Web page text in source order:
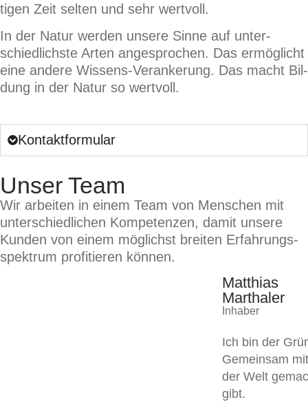
ti­gen Zeit sel­ten und sehr wert­voll.
In der Natur wer­den unse­re Sin­ne auf unter­
schied­lich­ste Arten ange­spro­chen. Das ermög­licht
eine ande­re Wis­sens-Ver­an­ke­rung. Das macht Bil­
dung in der Natur so wert­voll.
Kon­takt­for­mu­lar
Unser Team
Wir arbei­ten in einem Team von Men­schen mit
unter­schied­li­chen Kom­pe­ten­zen, damit unse­re
Kun­den von einem mög­lichst brei­ten Erfah­rungs­
spek­trum pro­fi­tie­ren kön­nen.
Matthias
Marthaler
Inhaber
Ich bin der
Gemein­sam
der Welt
gibt.